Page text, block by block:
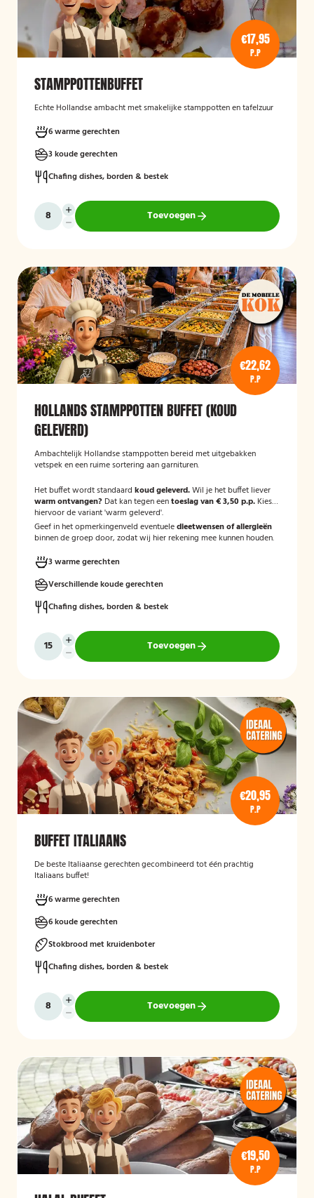
€17,95
P.P
STAMPPOTTENBUFFET
Echte Hollandse ambacht met smakelijke stamppotten en tafelzuur
6 warme gerechten
3 koude gerechten
Chafing dishes, borden & bestek
Toevoegen
€22,62
P.P
HOLLANDS STAMPPOTTEN BUFFET (KOUD
GELEVERD)
Ambachtelijk Hollandse stamppotten bereid met uitgebakken
vetspek en een ruime sortering aan garnituren.
Het buffet wordt standaard koud geleverd.Wil je het buffet liever
warm ontvangen? Dat kan tegen eentoeslag van € 3,50 p.p. Kies
hiervoor de variant 'warm geleverd'.
Geef in het opmerkingenveld eventueledieetwensen of allergieën
binnen de groep door, zodat wij hier rekening mee kunnen houden.
3 warme gerechten
Verschillende koude gerechten
Chafing dishes, borden & bestek
Toevoegen
€20,95
P.P
BUFFET ITALIAANS
De beste Italiaanse gerechten gecombineerd tot één prachtig
Italiaans buffet!
6 warme gerechten
6 koude gerechten
Stokbrood met kruidenboter
Chafing dishes, borden & bestek
Toevoegen
€19,50
P.P